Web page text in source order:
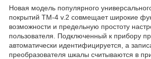
Новая модель популярного
покрытий ТМ-4 v.2 совмещает широкие
возможности и предельную простоту
пользователя. Подключенный к прибору
автоматически идентифицируется, а
преобразователя шкалы считываются в